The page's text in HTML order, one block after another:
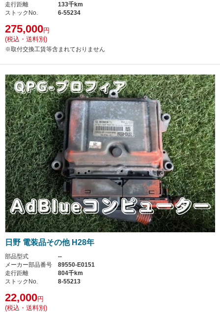
走行距離
133千km
ストックNo.
6-55234
275,000円
(税込・送料別)
※取付交換工賃等含まれておりません
日野 電装品その他 H28年
部品型式
--
メーカー部品番号
89550-E0151
走行距離
804千km
ストックNo.
8-55213
22,000円
(税込・送料別)